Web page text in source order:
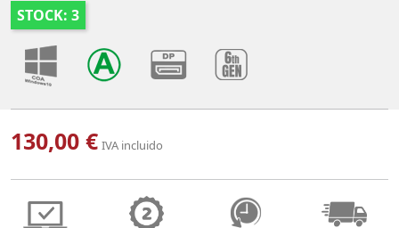
STOCK: 3
130,00 € IVA incluido